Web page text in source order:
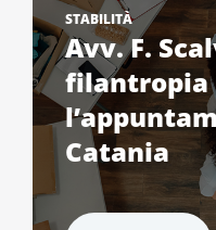
STABILITÀ
Avv. F.
filantropia
Catania